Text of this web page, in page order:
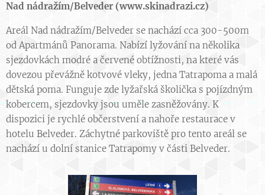
Nad nádražím/Belveder (www.skinadrazi.cz)
Areál Nad nádražím/Belveder se nachází cca 300-500m
od Apartmánů Panorama. Nabízí lyžování na několika
sjezdovkách modré a červené obtížnosti, na které vás
dovezou převážně kotvové vleky, jedna Tatrapoma a malá
dětská poma. Funguje zde lyžařská školička s pojízdným
kobercem, sjezdovky jsou uměle zasněžovány. K
dispozici je rychlé občerstvení a nahoře restaurace v
hotelu Belveder. Záchytné parkoviště pro tento areál se
nachází u dolní stanice Tatrapomy v části Belveder.